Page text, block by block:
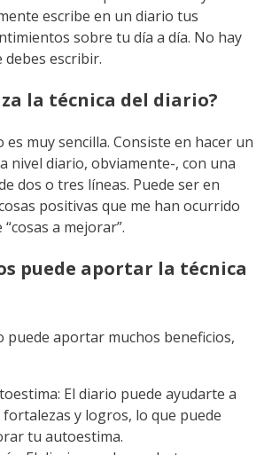
escribe en un diario tus
sobre tu día a día. No hay
escribir.
la técnica del diario?
es muy sencilla. Consiste en hacer un
nivel diario, obviamente-, con una
dos o tres líneas. Puede ser en
positivas que me han ocurrido
a mejorar”.
puede aportar la técnica
puede aportar muchos beneficios,
El diario puede ayudarte a
y logros, lo que puede
tu autoestima.